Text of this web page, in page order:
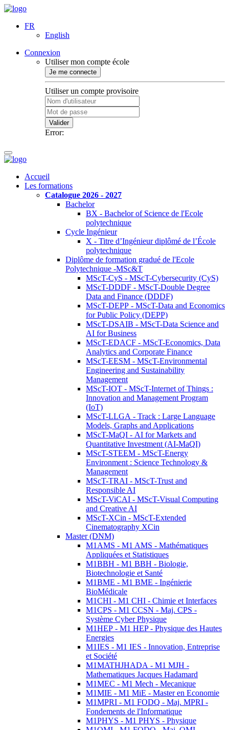
FR
English
Connexion
Utiliser mon compte école
Je me connecte
Utiliser un compte provisoire
Valider
Error:
Accueil
Les formations
Catalogue 2026 - 2027
Bachelor
BX - Bachelor of Science de l'Ecole
polytechnique
Cycle Ingénieur
X - Titre d’Ingénieur diplômé de l’École
polytechnique
Diplôme de formation gradué de l'Ecole
Polytechnique -MSc&T
MScT-CyS - MScT-Cybersecurity (CyS)
MScT-DDDF - MScT-Double Degree
Data and Finance (DDDF)
MScT-DEPP - MScT-Data and Economics
for Public Policy (DEPP)
MScT-DSAIB - MScT-Data Science and
AI for Business
MScT-EDACF - MScT-Economics, Data
Analytics and Corporate Finance
MScT-EESM - MScT-Environmental
Engineering and Sustainability
Management
MScT-IOT - MScT-Internet of Things :
Innovation and Management Program
(IoT)
MScT-LLGA - Track : Large Language
Models, Graphs and Applications
MScT-MaQI - AI for Markets and
Quantitative Investment (AI-MaQI)
MScT-STEEM - MScT-Energy
Environment : Science Technology &
Management
MScT-TRAI - MScT-Trust and
Responsible AI
MScT-ViCAI - MScT-Visual Computing
and Creative AI
MScT-XCin - MScT-Extended
Cinematography XCin
Master (DNM)
M1AMS - M1 AMS - Mathématiques
Appliquées et Statistiques
M1BBH - M1 BBH - Biologie,
Biotechnologie et Santé
M1BME - M1 BME - Ingénierie
BioMédicale
M1CHI - M1 CHI - Chimie et Interfaces
M1CPS - M1 CCSN - Maj. CPS -
Système Cyber Physique
M1HEP - M1 HEP - Physique des Hautes
Energies
M1IES - M1 IES - Innovation, Entreprise
et Société
M1MATHJHADA - M1 MJH -
Mathematiques Jacques Hadamard
M1MEC - M1 Mech - Mecanique
M1MIE - M1 MiE - Master en Economie
M1MPRI - M1 FODQ - Maj. MPRI -
Fondements de l'Informatique
M1PHYS - M1 PHYS - Physique